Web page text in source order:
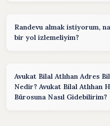
iletişim bölümünden
Randevu almak istiyorum,
bir yol izlemeliyim?
Telefon: (Hafta içi :08:30 - 17:30)
Email:
Avukat Bilal Atlıhan Adres
Nedir? Avukat Bilal Atlıhan
Bürosuna Nasıl Gidebilirim?